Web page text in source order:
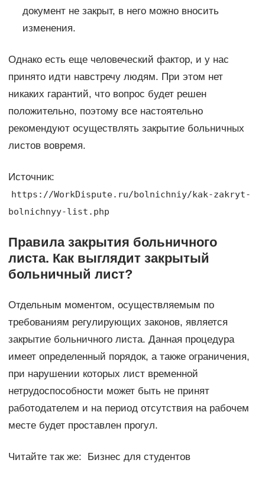
документ не закрыт, в него можно вносить
изменения.
Однако есть еще человеческий фактор, и у нас
принято идти навстречу людям. При этом нет
никаких гарантий, что вопрос будет решен
положительно, поэтому все настоятельно
рекомендуют осуществлять закрытие больничных
листов вовремя.
Источник:
https://WorkDispute.ru/bolnichniy/kak-zakryt-
bolnichnyy-list.php
Правила закрытия больничного
листа. Как выглядит закрытый
больничный лист?
Отдельным моментом, осуществляемым по
требованиям регулирующих законов, является
закрытие больничного листа. Данная процедура
имеет определенный порядок, а также ограничения,
при нарушении которых лист временной
нетрудоспособности может быть не принят
работодателем и на период отсутствия на рабочем
месте будет проставлен прогул.
Читайте так же: Бизнес для студентов